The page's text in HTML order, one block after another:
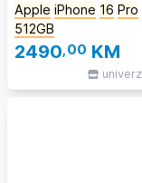
Apple iPhone 16 Pro
512GB
2490,00 KM